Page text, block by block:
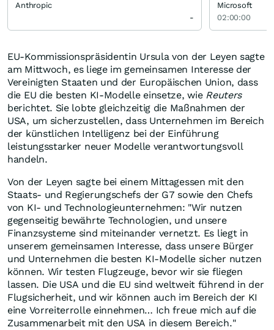
EU-Kommissionspräsidentin Ursula von der Leyen sagte
am Mittwoch, es liege im gemeinsamen Interesse der
Vereinigten Staaten und der Europäischen Union, dass
die EU die besten KI-Modelle einsetze, wie Reuters
berichtet. Sie lobte gleichzeitig die Maßnahmen der
USA, um sicherzustellen, dass Unternehmen im Bereich
der künstlichen Intelligenz bei der Einführung
leistungsstarker neuer Modelle verantwortungsvoll
handeln.
Von der Leyen sagte bei einem Mittagessen mit den
Staats- und Regierungschefs der G7 sowie den Chefs
von KI- und Technologieunternehmen: "Wir nutzen
gegenseitig bewährte Technologien, und unsere
Finanzsysteme sind miteinander vernetzt. Es liegt in
unserem gemeinsamen Interesse, dass unsere Bürger
und Unternehmen die besten KI-Modelle sicher nutzen
können. Wir testen Flugzeuge, bevor wir sie fliegen
lassen. Die USA und die EU sind weltweit führend in der
Flugsicherheit, und wir können auch im Bereich der KI
eine Vorreiterrolle einnehmen… Ich freue mich auf die
Zusammenarbeit mit den USA in diesem Bereich."
Anthropic
-
Microsoft
02:00:00